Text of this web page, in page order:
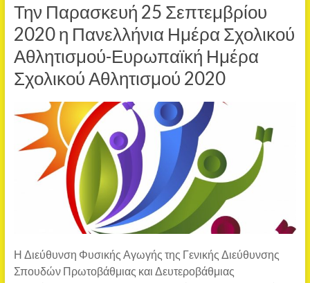
Την Παρασκευή 25 Σεπτεμβρίου
2020 η Πανελλήνια Ημέρα Σχολικού
Αθλητισμού-Ευρωπαϊκή Ημέρα
Σχολικού Αθλητισμού 2020
Η Διεύθυνση Φυσικής Αγωγής της Γενικής Διεύθυνσης
Σπουδών Πρωτοβάθμιας και Δευτεροβάθμιας